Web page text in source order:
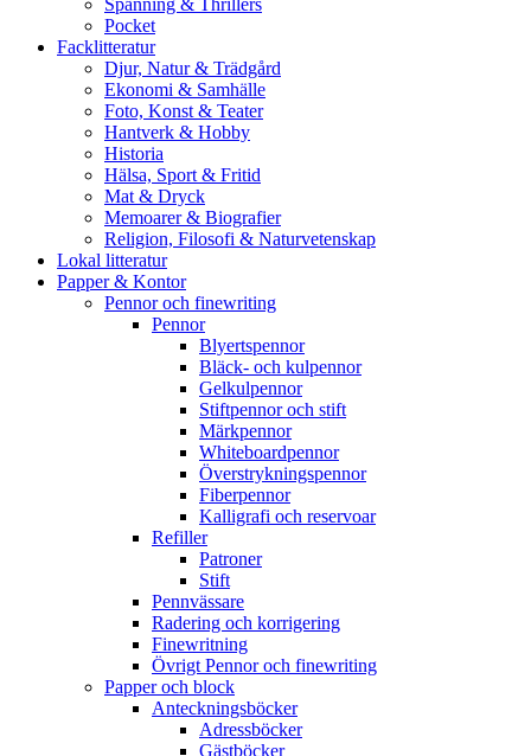
Spänning & Thrillers
Pocket
Facklitteratur
Djur, Natur & Trädgård
Ekonomi & Samhälle
Foto, Konst & Teater
Hantverk & Hobby
Historia
Hälsa, Sport & Fritid
Mat & Dryck
Memoarer & Biografier
Religion, Filosofi & Naturvetenskap
Lokal litteratur
Papper & Kontor
Pennor och finewriting
Pennor
Blyertspennor
Bläck- och kulpennor
Gelkulpennor
Stiftpennor och stift
Märkpennor
Whiteboardpennor
Överstrykningspennor
Fiberpennor
Kalligrafi och reservoar
Refiller
Patroner
Stift
Pennvässare
Radering och korrigering
Finewritning
Övrigt Pennor och finewriting
Papper och block
Anteckningsböcker
Adressböcker
Gästböcker